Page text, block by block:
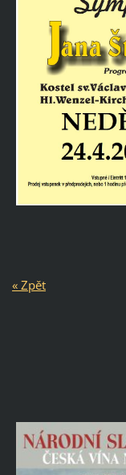
« Zpět